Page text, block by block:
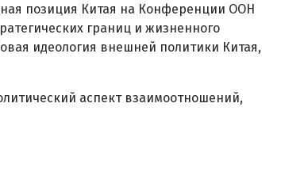
позиция Китая на Конференции ООН
границ и жизненного
идеология внешней политики Китая,
аспект взаимоотношений,